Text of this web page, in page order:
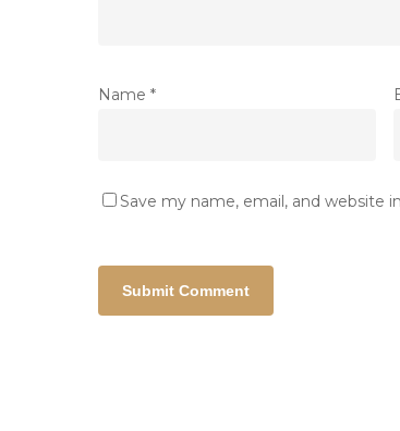
Name *
Save my name, email, and website